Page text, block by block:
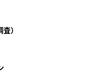
）